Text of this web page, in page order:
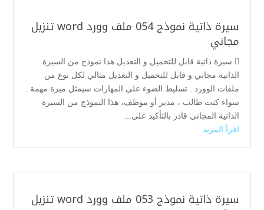
سيرة ذاتية نموذج 054 ملف وورد word تنزيل
مجاني
 سيرة ذاتية قابل للتحميل و التعديل هذا نموذج من السيرة
الذاتية مجاني و قابل للتحميل و التعديل مثالي لكل نوع من
ملفات الوورد . تسليط الضوء على المهارات سيمثل ميزة مهمة .
سواء كنت طالب ، مدير أو موظف، هذا النموذج من السيرة
الذاتية المجاني قادر بالتأكيد على...
اقرأ المزيد
سيرة ذاتية نموذج 053 ملف وورد word تنزيل